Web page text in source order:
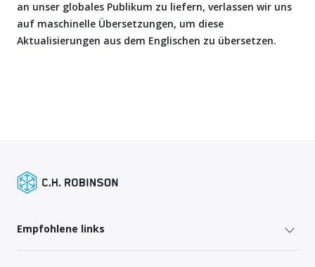
an unser globales Publikum zu liefern, verlassen wir uns
auf maschinelle Übersetzungen, um diese
Aktualisierungen aus dem Englischen zu übersetzen.
Empfohlene links